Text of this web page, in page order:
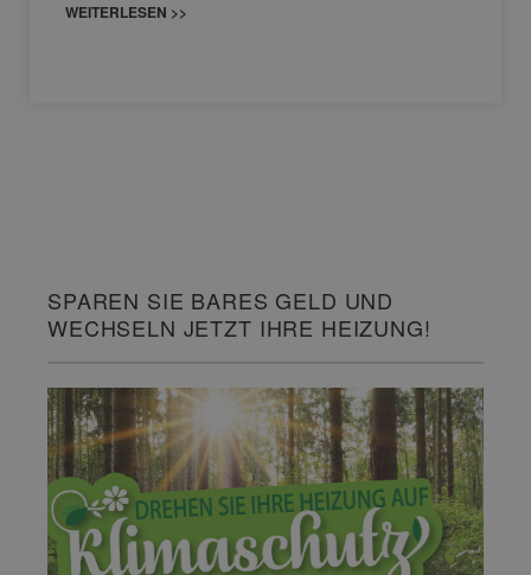
WEITERLESEN >>
SPAREN SIE BARES GELD UND
WECHSELN JETZT IHRE HEIZUNG!